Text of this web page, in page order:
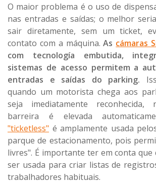
O maior problema é o uso de
nas entradas e saídas; o melhor
sair diretamente, sem um ticket,
contato com a máquina.As cámaras
com tecnología embutida,
sistemas de acesso permitem a
entradas e saídas do parking.
quando um motorista chega aos
seja imediatamente
barreira é elevada
"ticketless" é amplamente usada
parque de estacionamento, pois
livres". É importante ter em conta que
ser usada para criar listas de
trabalhadores habituais.